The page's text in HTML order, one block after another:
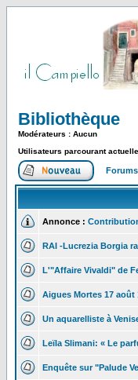
Bibliothèque
Modérateurs : Aucun
Utilisateurs parcourant
Annonce :
RAI -Lucrezia Borgia
L'"Affaire Vivaldi" de
Aigues Mortes 17 août
Un aquarelliste à
Leïla Slimani: « Le
Enquête sur "Palude